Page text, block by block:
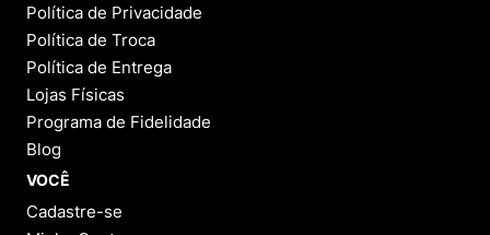
Política de Privacidade
Política de Troca
Política de Entrega
Lojas Físicas
Programa de Fidelidade
Blog
VOCÊ
Cadastre-se